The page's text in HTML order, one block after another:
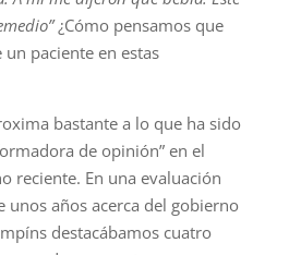
¿Cómo pensamos que
paciente en estas
bastante a lo que ha sido
de opinión” en el
reciente. En una evaluación
unos años acerca del gobierno
destacábamos cuatro